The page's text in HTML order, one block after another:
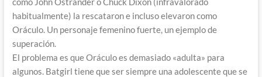
habitualmente) la rescataron e incluso elevaron como
Oráculo. Un personaje femenino fuerte, un ejemplo de
superación.
El problema es que Oráculo es demasiado «adulta» para
algunos. Batgirl tiene que ser siempre una adolescente que se